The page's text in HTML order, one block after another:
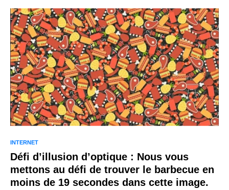
INTERNET
Défi d’illusion d’optique : Nous vous
mettons au défi de trouver le barbecue en
moins de 19 secondes dans cette image.